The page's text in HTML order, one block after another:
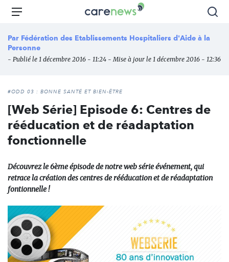
Aller
principal
Carenews,
média
acteurs
Menu
Par Fédération des Etablissements Hospitaliers d'Aide à la
Personne
- Publié le 1 décembre 2016 - 11:24 - Mise à jour le 1 décembre 2016 - 12:36
#ODD 03 : BONNE SANTÉ ET BIEN-ÊTRE
[Web Série] Episode 6: Centres de
rééducation et de réadaptation
fonctionnelle
Découvrez le 6ème épisode de notre web série événement, qui
retrace la création des centres de rééducation et de réadaptation
fontionnelle !